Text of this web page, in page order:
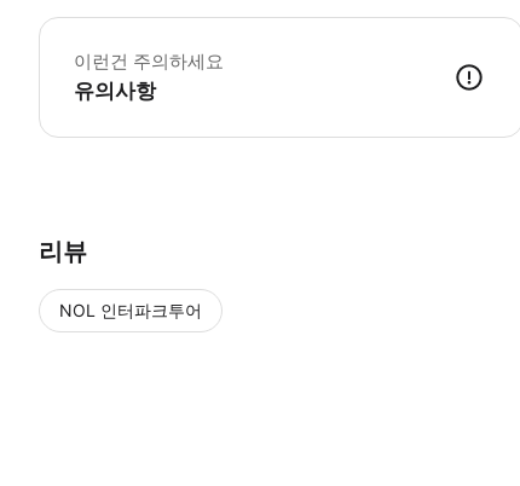
이런건 주의하세요
유의사항
리뷰
NOL 인터파크투어